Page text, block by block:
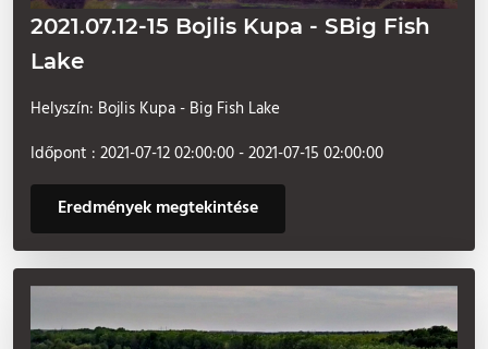
2021.07.12-15 Bojlis Kupa - SBig Fish
Lake
Helyszín: Bojlis Kupa - Big Fish Lake
Időpont : 2021-07-12 02:00:00 - 2021-07-15 02:00:00
Eredmények megtekintése